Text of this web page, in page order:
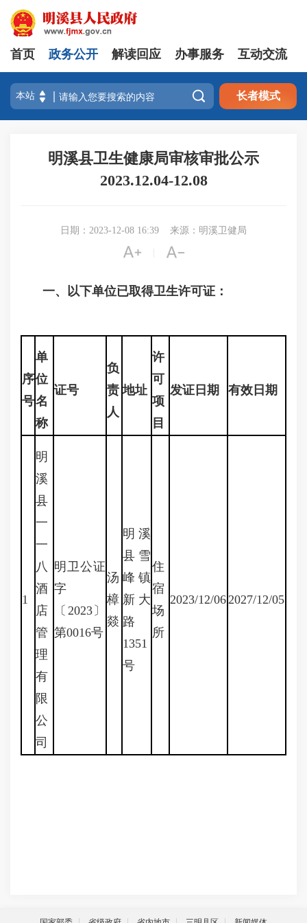
首页 政务公开 解读回应 办事服务 互动交流
 长者模式
明溪县卫生健康局审核审批公示
2023.12.04-12.08
日期：2023-12-08 16:39 来源：明溪卫健局
 
一、以下单位已取得卫生许可证：
序
号
单
位
名
称
证号
负
责
人
地址
许
可
项
目
发证 日期 有效日期
1
明
溪
县
一
一
八
酒
店
管
理
有
限
公
司
明卫公证
字
〔2023〕
第0016号
汤
樟
燚
明溪
县雪
峰镇
新大
路
1351
号
住
宿
场
所
2023/12/062027/12/05